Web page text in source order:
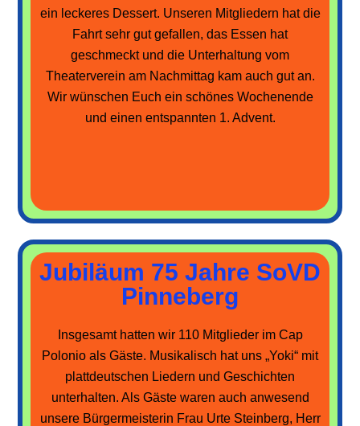
ein leckeres Dessert. Unseren Mitgliedern hat die
Fahrt sehr gut gefallen, das Essen hat
geschmeckt und die Unterhaltung vom
Theaterverein am Nachmittag kam auch gut an.
Wir wünschen Euch ein schönes Wochenende
und einen entspannten 1. Advent.
Jubiläum 75 Jahre SoVD
Pinneberg
Insgesamt hatten wir 110 Mitglieder im Cap
Polonio als Gäste. Musikalisch hat uns „Yoki“ mit
plattdeutschen Liedern und Geschichten
unterhalten. Als Gäste waren auch anwesend
unsere Bürgermeisterin Frau Urte Steinberg, Herr